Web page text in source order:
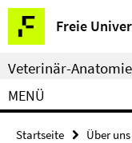
Springe
direkt
zu
Inhalt
Freie
Service-
Navigation
Veterinär-Anatomie
MENÜ
Startseite Über uns